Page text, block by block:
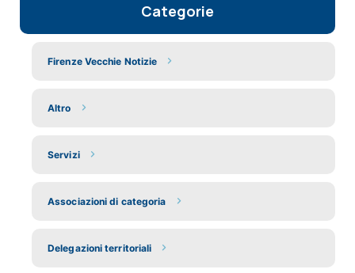
Categorie
Firenze Vecchie Notizie
Altro
Servizi
Associazioni di categoria
Delegazioni territoriali